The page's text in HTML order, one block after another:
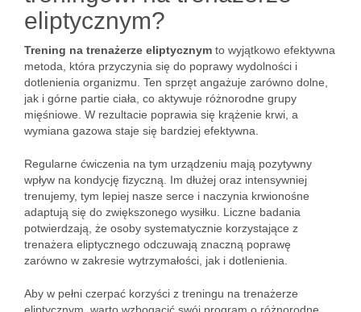
eliptycznym?
Trening na trenażerze eliptycznym to wyjątkowo efektywna
metoda, która przyczynia się do poprawy wydolności i
dotlenienia organizmu. Ten sprzęt angażuje zarówno dolne,
jak i górne partie ciała, co aktywuje różnorodne grupy
mięśniowe. W rezultacie poprawia się krążenie krwi, a
wymiana gazowa staje się bardziej efektywna.
Regularne ćwiczenia na tym urządzeniu mają pozytywny
wpływ na kondycję fizyczną. Im dłużej oraz intensywniej
trenujemy, tym lepiej nasze serce i naczynia krwionośne
adaptują się do zwiększonego wysiłku. Liczne badania
potwierdzają, że osoby systematycznie korzystające z
trenażera eliptycznego odczuwają znaczną poprawę
zarówno w zakresie wytrzymałości, jak i dotlenienia.
Aby w pełni czerpać korzyści z treningu na trenażerze